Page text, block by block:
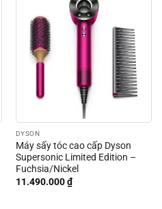
DYSON
Máy sấy tóc cao cấp Dyson
Supersonic Limited Edition –
Fuchsia/Nickel
11.490.000₫